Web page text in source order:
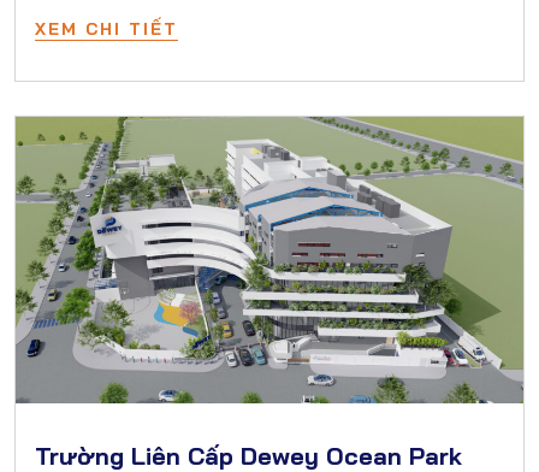
XEM CHI TIẾT
Trường Liên Cấp Dewey Ocean Park